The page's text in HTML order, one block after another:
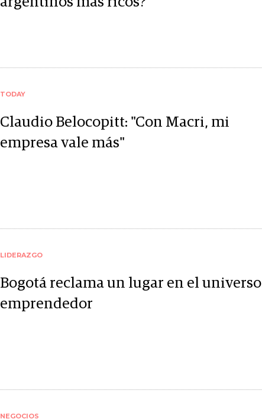
TODAY
Claudio Belocopitt: "Con Macri, mi
empresa vale más"
LIDERAZGO
Bogotá reclama un lugar en el universo
emprendedor
NEGOCIOS